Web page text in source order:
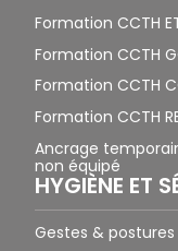
Formation CCTH
Formation CCTH
Formation CCTH
Formation CCTH
Ancrage
non équipé
HYGIÈNE ET
Gestes & postures